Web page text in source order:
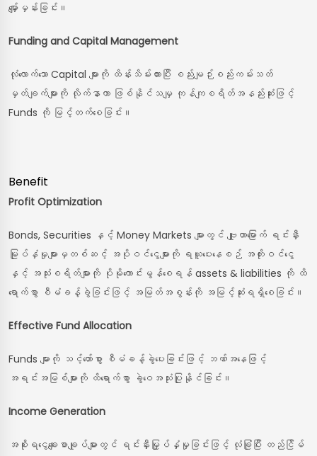
မျှော်မှန်းခြင်း။
Funding and Capital Management
လုံလောက်သော Capital များကို ထိန်းသိမ်းထားပြီး စည်းမျဉ်းစည်းကမ်းသတ်
မှတ်ချက်များကို လိုက်နာကာ ဖြစ်နိုင်သမျှ ကုန်ကျစရိတ်အနည်းဆုံးဖြင့်
Funds ကို မြင့်တက်စေခြင်း။
Benefit
Profit Optimization
Bonds, Securities နှင့် Money Markets များတွင် ဗျူဟာမြောက် ရင်းနှီး
မြုပ်နှံမှုများမှတစ်ဆင့် အပိုဝင်ငွေများကို ရယူပေးနေစဉ် အတိုးဝင်ငွေ
နှင့် အသုံးစရိတ်များကို ပိုမိုကောင်းမွန်စေရန် assets & liabilities ကို ထိ
ရောက်စွာ စီမံခန့်ခွဲခြင်းဖြင့် အမြတ်အစွန်းကို အမြင့်ဆုံးရရှိစေခြင်း။
Effective Fund Allocation
Funds များကို သင့်တော်စွာ စီမံခန့်ခွဲပေးခြင်းဖြင့် ဘဏ်အနေဖြင့်
အရင်းအမြစ်များကို ထိရောက်စွာ ခွဲဝေအသုံးပြုနိုင်ခြင်း။
Income Generation
အစိုးရငွေချေးစာချုပ်များတွင် ရင်းနှီးမြှုပ်နှံမှုခြင်းဖြင့် လုံခြုံပြီး တည်ငြိမ်